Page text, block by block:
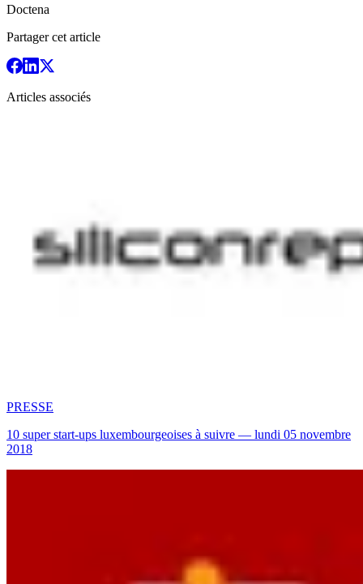
Doctena
Partager cet article
Articles associés
PRESSE
10 super start-ups luxembourgeoises à suivre — lundi 05 novembre
2018